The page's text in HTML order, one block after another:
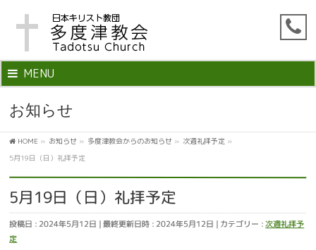
MENU
お知らせ
HOME » お知らせ » 多度津教会からのお知らせ » 次週礼拝予定 »
5月19日（日）礼拝予定
5月19日（日）礼拝予定
投稿日 : 2024年5月12日 最終更新日時 : 2024年5月12日 カテゴリー :次週礼拝予
定